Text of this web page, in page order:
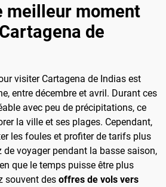
meilleur moment
de
visiter Cartagena de Indias est
entre décembre et avril. Durant ces
avec peu de précipitations, ce
la ville et ses plages. Cependant,
les foules et profiter de tarifs plus
de voyager pendant la basse saison,
que le temps puisse être plus
souvent des offres de vols vers